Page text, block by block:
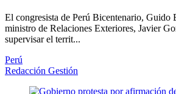
El congresista de Perú Bicentenario, Guido
ministro de Relaciones Exteriores, Javier
supervisar el territ...
Perú
Redacción Gestión